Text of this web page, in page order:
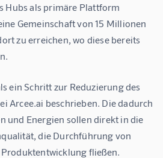
Hubs als primäre Plattform
Gemeinschaft von 15 Millionen
zu erreichen, wo diese bereits
ein Schritt zur Reduzierung des
Arcee.ai beschrieben. Die dadurch
und Energien sollen direkt in die
die Durchführung von
fließen.